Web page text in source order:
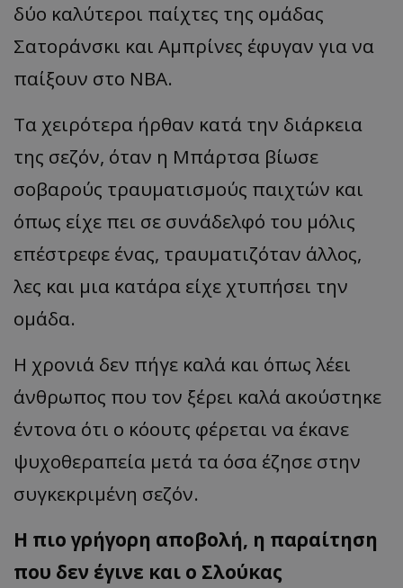
δύο καλύτεροι παίχτες της ομάδας
Σατοράνσκι και Αμπρίνες έφυγαν για να
παίξουν στο NBA.
Τα χειρότερα ήρθαν κατά την διάρκεια
της σεζόν, όταν η Μπάρτσα βίωσε
σοβαρούς τραυματισμούς παιχτών και
όπως είχε πει σε συνάδελφό του μόλις
επέστρεφε ένας, τραυματιζόταν άλλος,
λες και μια κατάρα είχε χτυπήσει την
ομάδα.
Η χρονιά δεν πήγε καλά και όπως λέει
άνθρωπος που τον ξέρει καλά ακούστηκε
έντονα ότι ο κόουτς φέρεται να έκανε
ψυχοθεραπεία μετά τα όσα έζησε στην
συγκεκριμένη σεζόν.
Η πιο γρήγορη αποβολή, η παραίτηση
που δεν έγινε και ο Σλούκας